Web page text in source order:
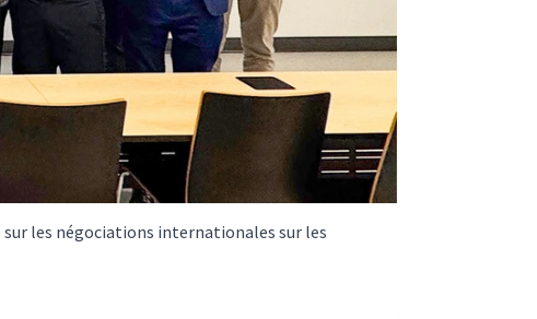
les négociations internationales sur les